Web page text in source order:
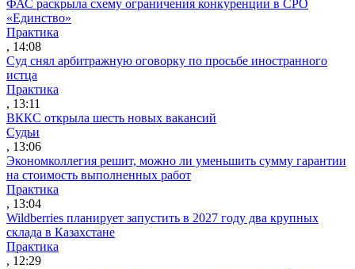
ФАС раскрыла схему ограничения конкуренции в СРО
«Единство»
Практика
, 14:08
Суд снял арбитражную оговорку по просьбе иностранного
истца
Практика
, 13:11
ВККС открыла шесть новых вакансий
Судьи
, 13:06
Экономколлегия решит, можно ли уменьшить сумму гарантии
на стоимость выполненных работ
Практика
, 13:04
Wildberries планирует запустить в 2027 году два крупных
склада в Казахстане
Практика
, 12:29